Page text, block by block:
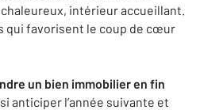
intérieur accueillant.
qui favorisent le coup de cœur
un bien immobilier en fin
anticiper l’année suivante et